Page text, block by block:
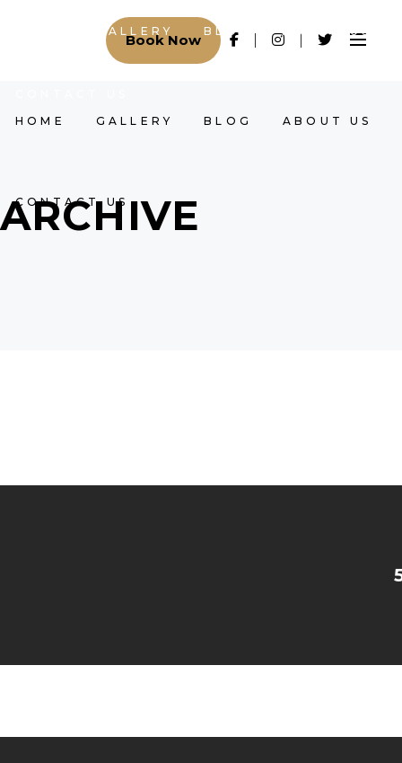
HOME GALLERY BLOG ABOUT US
CONTACT US
Book Now
GALLERY BLOG ABOUT US
ARCHIVE